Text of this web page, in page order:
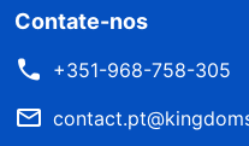
Contate-nos
+351-968-758-305